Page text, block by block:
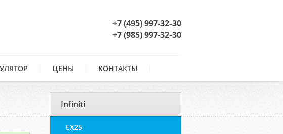
+7 (495) 997-32-30
+7 (985) 997-32-30
ЦЕНЫ КОНТАКТЫ
Infiniti
EX25